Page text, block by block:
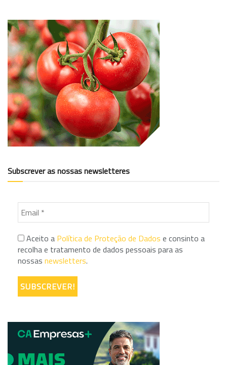
Subscrever as nossas newsletteres
Aceito a Política de Proteção de Dados e consinto a
recolha e tratamento de dados pessoais para as
nossas newsletters.